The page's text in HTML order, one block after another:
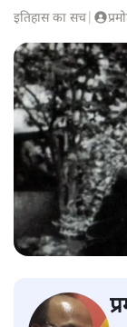
इतिहास का सच